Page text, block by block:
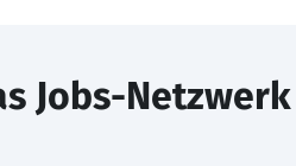
Jobs-Netzwerk